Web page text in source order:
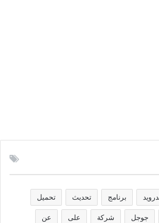
برنامج تحديث تحميل
جوجل شركة على عن